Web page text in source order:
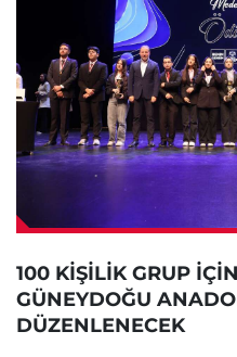
100 KİŞİLİK GRUP
GÜNEYDOĞU
DÜZENLENECEK